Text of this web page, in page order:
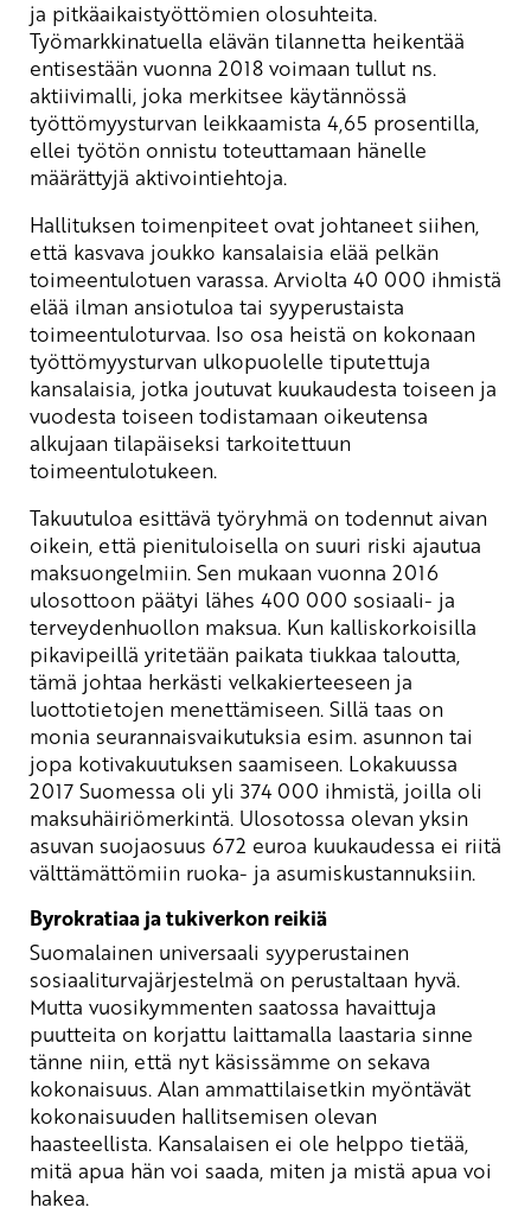
ja pitkäaikaistyöttömien olosuhteita.
Työmarkkinatuella elävän tilannetta heikentää
entisestään vuonna 2018 voimaan tullut ns.
aktiivimalli, joka merkitsee käytännössä
työttömyysturvan leikkaamista 4,65 prosentilla,
ellei työtön onnistu toteuttamaan hänelle
määrättyjä aktivointiehtoja.
Hallituksen toimenpiteet ovat johtaneet siihen,
että kasvava joukko kansalaisia elää pelkän
toimeentulotuen varassa. Arviolta 40 000 ihmistä
elää ilman ansiotuloa tai syyperustaista
toimeentuloturvaa. Iso osa heistä on kokonaan
työttömyysturvan ulkopuolelle tiputettuja
kansalaisia, jotka joutuvat kuukaudesta toiseen ja
vuodesta toiseen todistamaan oikeutensa
alkujaan tilapäiseksi tarkoitettuun
toimeentulotukeen.
Takuutuloa esittävä työryhmä on todennut aivan
oikein, että pienituloisella on suuri riski ajautua
maksuongelmiin. Sen mukaan vuonna 2016
ulosottoon päätyi lähes 400 000 sosiaali- ja
terveydenhuollon maksua. Kun kalliskorkoisilla
pikavipeillä yritetään paikata tiukkaa taloutta,
tämä johtaa herkästi velkakierteeseen ja
luottotietojen menettämiseen. Sillä taas on
monia seurannaisvaikutuksia esim. asunnon tai
jopa kotivakuutuksen saamiseen. Lokakuussa
2017 Suomessa oli yli 374 000 ihmistä, joilla oli
maksuhäiriömerkintä. Ulosotossa olevan yksin
asuvan suojaosuus 672 euroa kuukaudessa ei riitä
välttämättömiin ruoka- ja asumiskustannuksiin.
Byrokratiaa ja tukiverkon reikiä
Suomalainen universaali syyperustainen
sosiaaliturvajärjestelmä on perustaltaan hyvä.
Mutta vuosikymmenten saatossa havaittuja
puutteita on korjattu laittamalla laastaria sinne
tänne niin, että nyt käsissämme on sekava
kokonaisuus. Alan ammattilaisetkin myöntävät
kokonaisuuden hallitsemisen olevan
haasteellista. Kansalaisen ei ole helppo tietää,
mitä apua hän voi saada, miten ja mistä apua voi
hakea.